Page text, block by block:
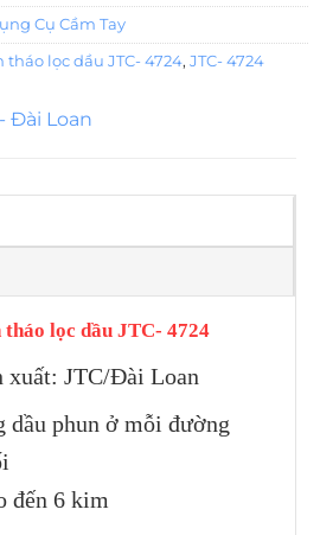
Cụ Cầm Tay
tháo lọc dầu JTC- 4724, JTC- 4724
Đài Loan
tháo lọc dầu JTC- 4724
xuất: JTC/Đài Loan
dầu phun ở mỗi đường
đến 6 kim